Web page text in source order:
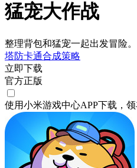
猛宠大作战
整理背包和猛宠一起出发冒险。
塔防卡通合成策略
立即下载
官方正版
使用小米游戏中心APP下载 ，